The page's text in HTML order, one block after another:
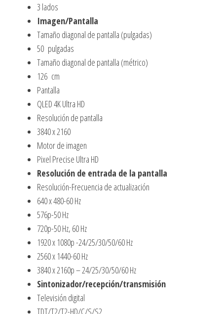
3 lados
Imagen/Pantalla
Tamaño diagonal de pantalla (pulgadas)
50 pulgadas
Tamaño diagonal de pantalla (métrico)
126 cm
Pantalla
QLED 4K Ultra HD
Resolución de pantalla
3840 x 2160
Motor de imagen
Pixel Precise Ultra HD
Resolución de entrada de la pantalla
Resolución-Frecuencia de actualización
640 x 480-60 Hz
576p-50 Hz
720p-50 Hz, 60 Hz
1920 x 1080p -24/25/30/50/60 Hz
2560 x 1440-60 Hz
3840 x 2160p – 24/25/30/50/60 Hz
Sintonizador/recepción/transmisión
Televisión digital
TDT/T2/T2-HD/C/S/S2